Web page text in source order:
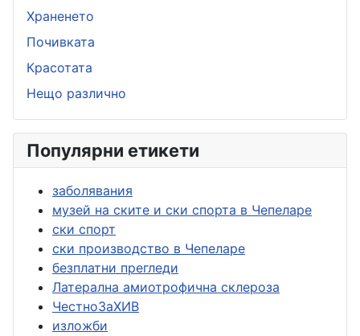
Храненето
Почивката
Красотата
Нещо различно
Популярни етикети
заболявания
музей на ските и ски спорта в Чепеларе
ски спорт
ски производство в Чепеларе
безплатни прегледи
Латерална амиотрофична склероза
ЧестноЗаХИВ
изложби